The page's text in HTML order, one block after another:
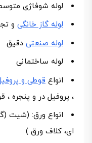
لوله شوفاژی
لوله گاز خانگی و
لوله صنعتی دقیق
لوله ساختمانی
انواع قوطی و
، پروفیل در و پنجره
انواع ورق: (شیت
ای، کلاف ورق )